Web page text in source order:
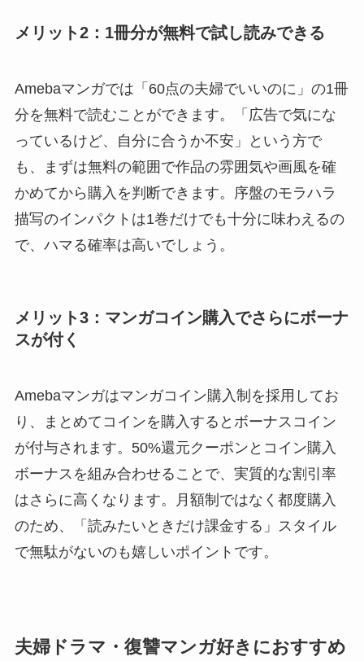
メリット2：1冊分が無料で試し読みできる
Amebaマンガでは「60点の夫婦でいいのに」の1冊
分を無料で読むことができます。「広告で気にな
っているけど、自分に合うか不安」という方で
も、まずは無料の範囲で作品の雰囲気や画風を確
かめてから購入を判断できます。序盤のモラハラ
描写のインパクトは1巻だけでも十分に味わえるの
で、ハマる確率は高いでしょう。
メリット3：マンガコイン購入でさらにボーナ
スが付く
Amebaマンガはマンガコイン購入制を採用してお
り、まとめてコインを購入するとボーナスコイン
が付与されます。50%還元クーポンとコイン購入
ボーナスを組み合わせることで、実質的な割引率
はさらに高くなります。月額制ではなく都度購入
のため、「読みたいときだけ課金する」スタイル
で無駄がないのも嬉しいポイントです。
夫婦ドラマ・復讐マンガ好きにおすすめ